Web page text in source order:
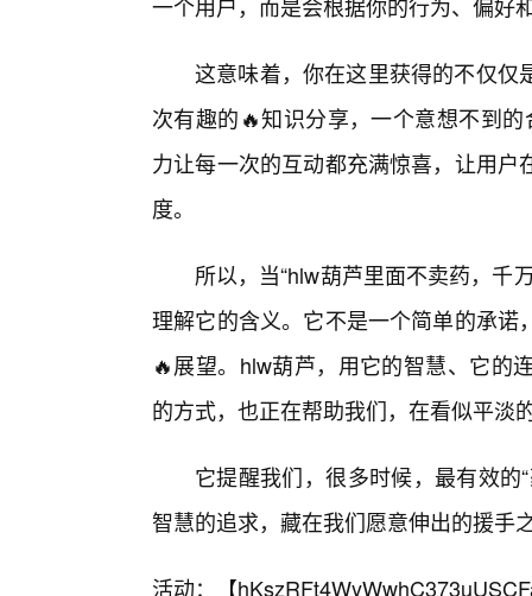
一个用户，而是会根据你的行为、偏好
这意味着，你在这里获得的不仅仅
次有趣的🔥知识分享，一个意想不到
力让每一次的互动都充满惊喜，让用
度。
所以，当“hlw葫芦里面不卖药，千
理解它的含义。它不是一个简单的承
🔥展望。hlw葫芦，用它的智慧、它的
的方式，也正在帮助我们，在看似平淡
它提醒我们，很多时候，最有效的
智慧的追求，藏在我们愿意伸出的援手
活动：【